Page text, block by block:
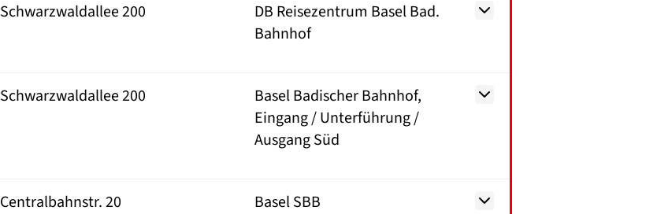
Schwarzwaldallee 200
DB Reisezentrum Basel Bad.
Bahnhof
Schwarzwaldallee 200
Basel Badischer Bahnhof,
Eingang / Unterführung /
Ausgang Süd
Centralbahnstr. 20 Basel SBB